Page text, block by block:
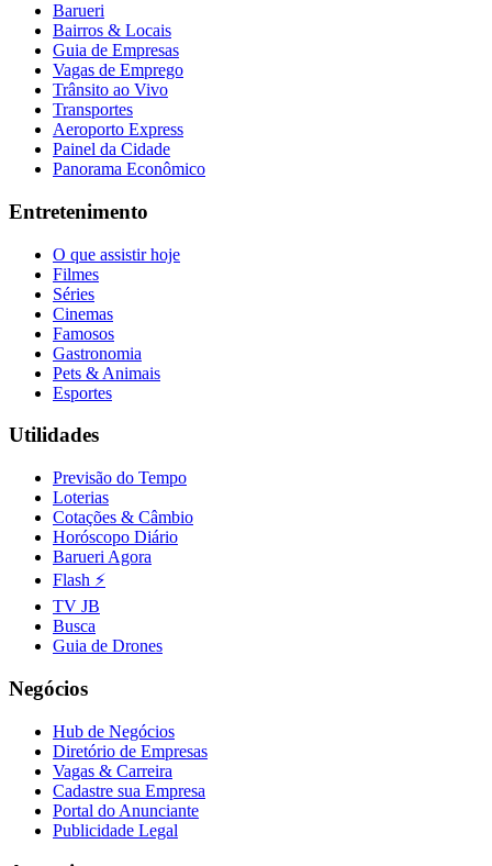
Vasco
Barueri
Bairros & Locais
Guia de Empresas
Vagas de Emprego
Trânsito ao Vivo
Transportes
Aeroporto Express
Painel da Cidade
Panorama Econômico
Entretenimento
O que assistir hoje
Filmes
Séries
Cinemas
Famosos
Gastronomia
Pets & Animais
Esportes
Utilidades
Previsão do Tempo
Loterias
Cotações & Câmbio
Horóscopo Diário
Barueri Agora
Flash ⚡
TV JB
Busca
Guia de Drones
Negócios
Hub de Negócios
Diretório de Empresas
Vagas & Carreira
Cadastre sua Empresa
Portal do Anunciante
Publicidade Legal